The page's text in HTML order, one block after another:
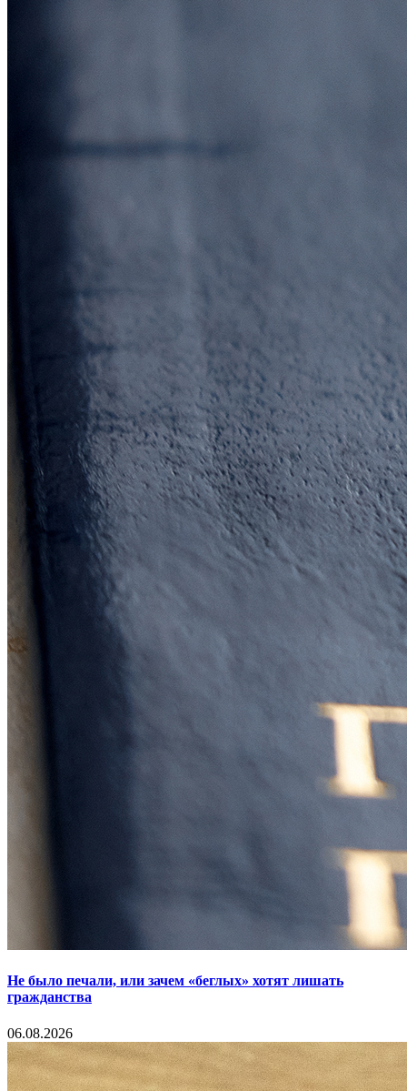
Не было печали, или зачем «беглых» хотят лишать
гражданства
06.08.2026